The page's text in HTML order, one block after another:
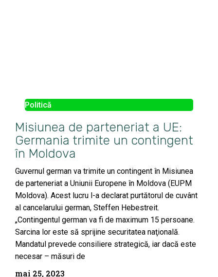
Politică
Misiunea de parteneriat a UE:
Germania trimite un contingent
în Moldova
Guvernul german va trimite un contingent în Misiunea
de parteneriat a Uniunii Europene în Moldova (EUPM
Moldova). Acest lucru l-a declarat purtătorul de cuvânt
al cancelarului german, Steffen Hebestreit.
„Contingentul german va fi de maximum 15 persoane.
Sarcina lor este să sprijine securitatea naţională.
Mandatul prevede consiliere strategică, iar dacă este
necesar – măsuri de
mai 25, 2023